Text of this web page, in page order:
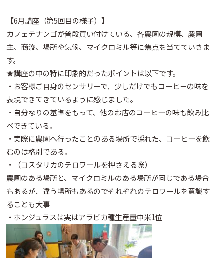
【6月講座（第5回目の様子）】
カフェテナンゴが普段買い付けている、各農園の規模、農園
主、商流、場所や気候、マイクロミル等に焦点を当てていきま
す。
★講座の中の特に印象的だったポイントは以下です。
・お客様ご自身のセンサリーで、少しだけでもコーヒーの味を
表現できてきているように感じました。
・自分なりの基準をもって、他のお店のコーヒーの味も飲み比
べできている。
・実際に農園へ行ったことのある場所で採れた、コーヒーを飲
むのは格別である。
・（コスタリカのテロワールを押さえる際）
農園のある場所と、マイクロミルのある場所が同じである場合
もあるが、違う場所もあるのでそれぞれのテロワールを意識す
ることも大事
・ホンジュラスは実はアラビカ種生産量中米1位